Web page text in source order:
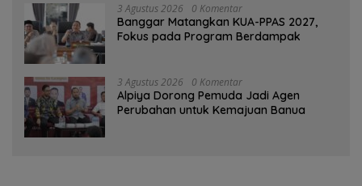
3 Agustus 2026 0 Komentar
‎Banggar Matangkan KUA-PPAS 2027,
Fokus pada Program Berdampak
3 Agustus 2026 0 Komentar
‎Alpiya Dorong Pemuda Jadi Agen
Perubahan untuk Kemajuan Banua ‎